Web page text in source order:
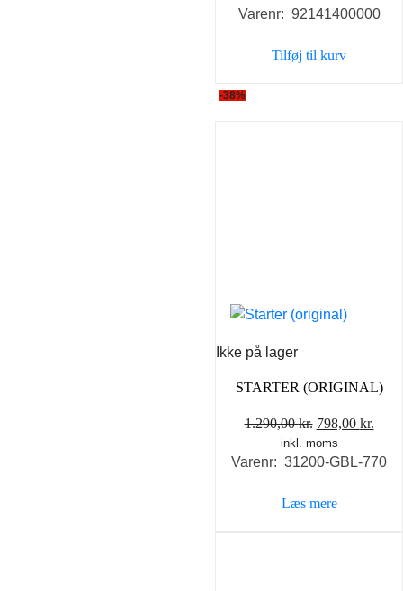
Varenr: 92141400000
Tilføj til kurv
-38%
Ikke på lager
STARTER (ORIGINAL)
1.290,00kr. Den
oprindelige
pris
1.290,00 kr..
798,00 kr.
pris
inkl. moms
Varenr: 31200-GBL-770
Læs mere